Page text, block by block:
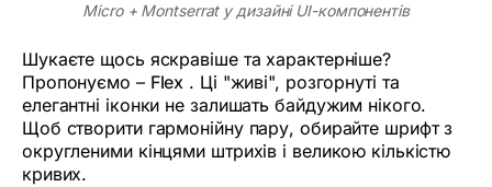
Micro + Montserrat у дизайні UI-компонентів
Шукаєте щось яскравіше та характерніше?
Пропонуємо – Flex . Ці "живі", розгорнуті та
елегантні іконки не залишать байдужим нікого.
Щоб створити гармонійну пару, обирайте шрифт з
округленими кінцями штрихів і великою кількістю
кривих.